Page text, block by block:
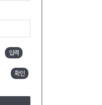
입력
확인